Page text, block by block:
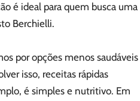
é ideal para quem busca uma
Berchielli.
por opções menos saudáveis
isso, receitas rápidas
é simples e nutritivo. Em